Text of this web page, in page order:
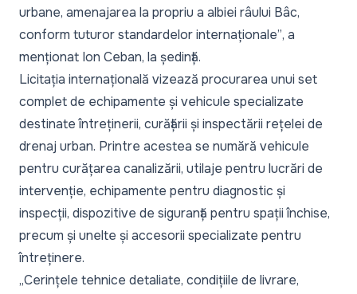
urbane, amenajarea la propriu a albiei râului Bâc,
conform tuturor standardelor internaționale”, a
menționat Ion Ceban, la ședință.
Licitația internațională vizează procurarea unui set
complet de echipamente și vehicule specializate
destinate întreținerii, curățării și inspectării rețelei de
drenaj urban. Printre acestea se numără vehicule
pentru curățarea canalizării, utilaje pentru lucrări de
intervenție, echipamente pentru diagnostic și
inspecții, dispozitive de siguranță pentru spații închise,
precum și unelte și accesorii specializate pentru
întreținere.
„Cerințele tehnice detaliate, condițiile de livrare,